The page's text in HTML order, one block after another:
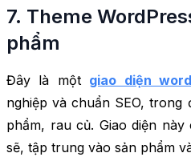
7. Theme
phẩm
Đây là một giao diện
nghiệp và chuẩn SEO,
phẩm, rau củ. Giao diện
sẽ, tập trung vào sản phẩm